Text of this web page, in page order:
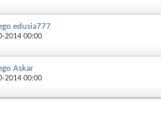
edusia777
2014 00:00
Askar
2014 00:00